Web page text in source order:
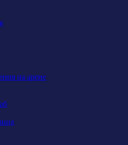
на арене